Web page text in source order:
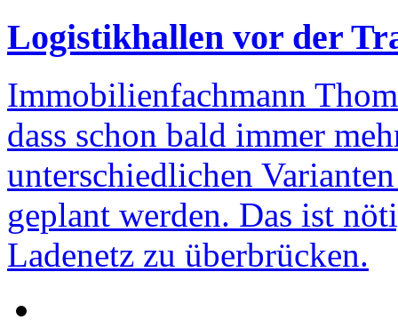
Logistikhallen vor der
Immobilienfachmann
dass schon bald immer
unterschiedlichen
geplant werden. Das ist
Ladenetz zu überbrücken.